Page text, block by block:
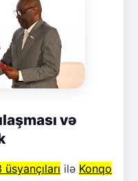
və
üsyançıları ilə Konqo